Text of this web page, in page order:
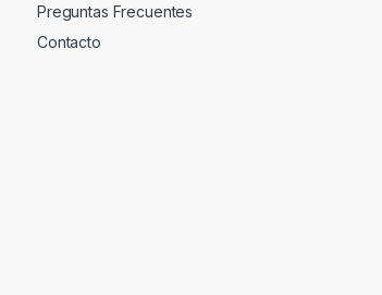
Preguntas Frecuentes
Contacto